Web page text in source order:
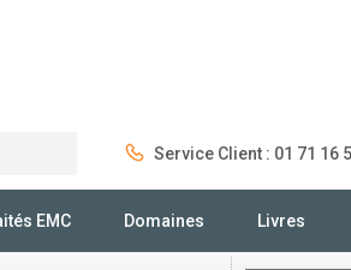
Service Client : 01 71 16
EMC Domaines Livres